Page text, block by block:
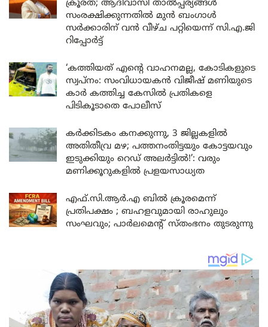
ക്രൂരത; ആദിവാസി താൽപ്പര്യങ്ങൾ
സംരക്ഷിക്കുന്നതിൽ മുൻ ബംഗാൾ
സർക്കാരിന് വൻ വീഴ്ച പറ്റിയെന്ന് സി.എ.ജി
റിപ്പോർട്ട്
‘കത്തിയത് എന്റെ വാഹനമല്ല, കോടികളുടെ
സ്വപ്നം: സംവിധായകൻ വിജീഷ് മണിയുടെ
കാർ കത്തിച്ച കേസിൽ പ്രതികളെ
പിടികൂടാതെ പോലീസ്
കർക്കിടകം കനക്കുന്നു, 3 ജില്ലകളിൽ
അതിതീവ്ര മഴ; പത്തനംതിട്ടയും കോട്ടയവും
ഇടുക്കിയും റെഡ് അലർട്ടിൽ!’: വരും
മണിക്കൂറുകളിൽ പ്രളയസാധ്യത
എഫ്.സി.ആർ.എ ബിൽ ക്രൂരമെന്ന്
പ്രതിപക്ഷം ; ബഹളവുമായി രാഹുലും
സംഘവും; പാർലമെന്റ് സ്തംഭനം തുടരുന്നു